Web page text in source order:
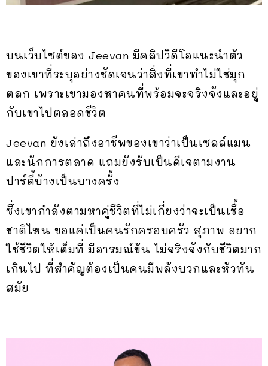
บนเว็บไซต์ของ Jeevan มีคลิปวิดีโอแนะนำตัว
ของเขาที่ระบุอย่างชัดเจนว่าสิ่งที่เขาทำไม่ใช่มุก
ตลก เพราะเขามองหาคนที่พร้อมจะจริงจังและอยู่
กับเขาไปตลอดชีวิต
Jeevan ยังเล่าถึงอาชีพของเขาว่าเป็นเซลล์แมน
และนักการตลาด แถมยังรับเป็นดีเจตามงาน
ปาร์ตี้บ้างเป็นบางครั้ง
ซึ่งเขากำลังตามหาคู่ชีวิตที่ไม่เกี่ยงว่าจะเป็นเชื้อ
ชาติไหน ขอแค่เป็นคนรักครอบครัว สุภาพ อยาก
ใช้ชีวิตให้เต็มที่ มีอารมณ์ขัน ไม่จริงจังกับชีวิตมาก
เกินไป ที่สำคัญต้องเป็นคนมีพลังบวกและหัวทัน
สมัย